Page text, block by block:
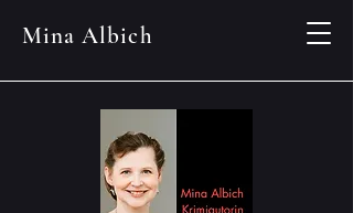
Mina Albich